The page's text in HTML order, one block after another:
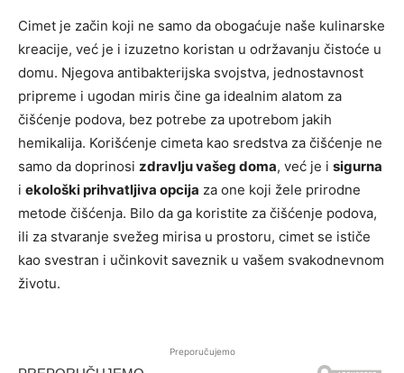
Cimet je začin koji ne samo da obogaćuje naše kulinarske
kreacije, već je i izuzetno koristan u održavanju čistoće u
domu. Njegova antibakterijska svojstva, jednostavnost
pripreme i ugodan miris čine ga idealnim alatom za
čišćenje podova, bez potrebe za upotrebom jakih
hemikalija. Korišćenje cimeta kao sredstva za čišćenje ne
samo da doprinosi zdravlju vašeg doma, već je i sigurna
i ekološki prihvatljiva opcija za one koji žele prirodne
metode čišćenja. Bilo da ga koristite za čišćenje podova,
ili za stvaranje svežeg mirisa u prostoru, cimet se ističe
kao svestran i učinkovit saveznik u vašem svakodnevnom
životu.
Preporučujemo